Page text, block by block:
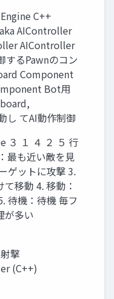
C++
AIController
AIController
するPawnのコン
Component
Bot用
し てAI動作制御
３ １ ４ ２ ５ 行
最も近い敵を見
ゲットに攻撃 3.
移動 4. 移動：
待機：待機 毎フ
が多い
撃
(C++)